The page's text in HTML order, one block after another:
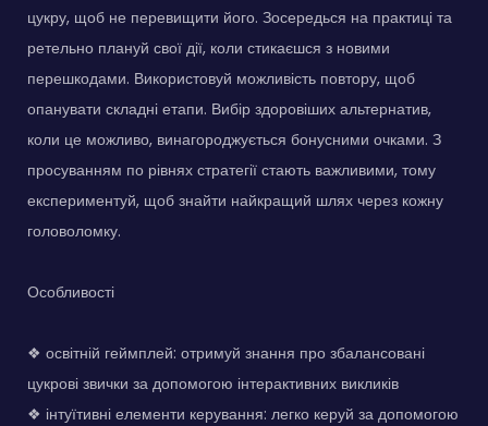
цукру, щоб не перевищити його. Зосередься на практиці та
ретельно плануй свої дії, коли стикаєшся з новими
перешкодами. Використовуй можливість повтору, щоб
опанувати складні етапи. Вибір здоровіших альтернатив,
коли це можливо, винагороджується бонусними очками. З
просуванням по рівнях стратегії стають важливими, тому
експериментуй, щоб знайти найкращий шлях через кожну
головоломку.
Особливості
❖ освітній геймплей: отримуй знання про збалансовані
цукрові звички за допомогою інтерактивних викликів
❖ інтуїтивні елементи керування: легко керуй за допомогою